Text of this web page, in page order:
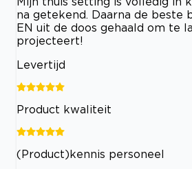
na getekend. Daarna de beste
EN uit de doos gehaald om te
projecteert!
Levertijd
Product kwaliteit
(Product)kennis personeel